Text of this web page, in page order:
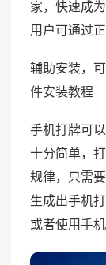
家，快速成
用户可通过
辅助安装，
件安装教程
手机打牌可
十分简单，
规律，只需
生成出手机
或者使用手